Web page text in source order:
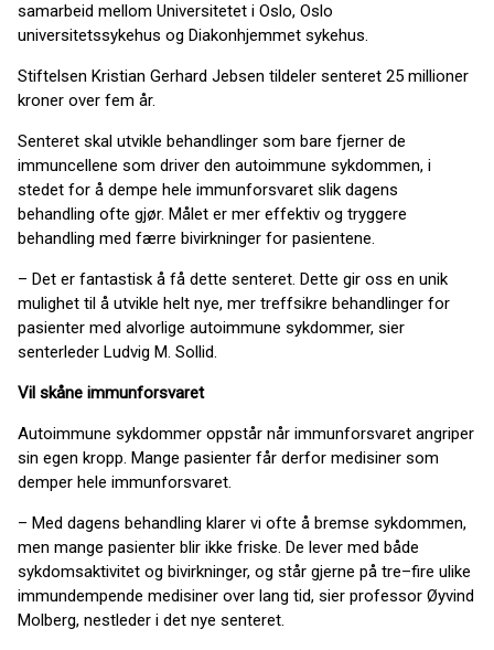
samarbeid mellom Universitetet i Oslo, Oslo
universitetssykehus og Diakonhjemmet sykehus.
Stiftelsen Kristian Gerhard Jebsen tildeler senteret 25 millioner
kroner over fem år.
Senteret skal utvikle behandlinger som bare fjerner de
immuncellene som driver den autoimmune sykdommen, i
stedet for å dempe hele immunforsvaret slik dagens
behandling ofte gjør. Målet er mer effektiv og tryggere
behandling med færre bivirkninger for pasientene.
– Det er fantastisk å få dette senteret. Dette gir oss en unik
mulighet til å utvikle helt nye, mer treffsikre behandlinger for
pasienter med alvorlige autoimmune sykdommer, sier
senterleder Ludvig M. Sollid.
Vil skåne immunforsvaret
Autoimmune sykdommer oppstår når immunforsvaret angriper
sin egen kropp. Mange pasienter får derfor medisiner som
demper hele immunforsvaret.
– Med dagens behandling klarer vi ofte å bremse sykdommen,
men mange pasienter blir ikke friske. De lever med både
sykdomsaktivitet og bivirkninger, og står gjerne på tre–fire ulike
immundempende medisiner over lang tid, sier professor Øyvind
Molberg, nestleder i det nye senteret.